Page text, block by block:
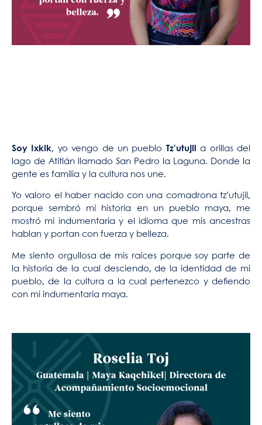
Soy Ixkik, yo vengo de un pueblo Tz’utujila orillas del
lago de Atitlán llamado San Pedro la Laguna. Donde la
gente es familia y la cultura nos une.
Yo valoro el haber nacido con una comadrona tz’utujil,
porque sembró mi historia en un pueblo maya, me
mostró mi indumentaria y el idioma que mis ancestras
hablan y portan con fuerza y belleza.
Me siento orgullosa de mis raíces porque soy parte de
la historia de la cual desciendo, de la identidad de mi
pueblo, de la cultura a la cual pertenezco y defiendo
con mi indumentaria maya.